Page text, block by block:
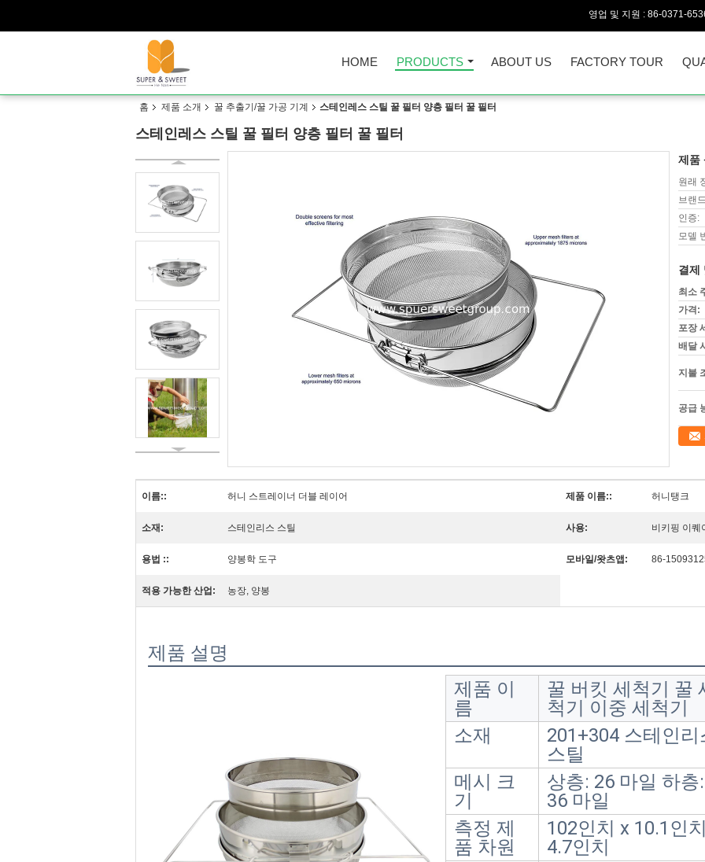
영업 및 지원 : 86-0371-
HOME PRODUCTS ABOUT US FACTORY TOUR
홈 제품 소개 꿀 추출기/꿀 가공 기계 스테인레스 스틸 꿀 필터 양층 필터 꿀 필터
스테인레스 스틸 꿀 필터 양층 필터 꿀 필터
제품
원래
브랜
인증:
모델
결제
최소
가격:
포장
배달
지불
공급
이름:: 허니 스트레이너 더블 레이어 제품 이름:: 허니탱크
소재: 스테인리스 스틸 사용: 비키핑 이퀘
용법 :: 양봉학 도구 모바일/왓츠앱: 86-
적용 가능한 산업: 농장, 양봉
제품 설명
제품 이
름
꿀 버킷 세척기 꿀
척기 이중 세척기
소재
201+304 스테인리
스틸
메시 크
기
상층: 26 마일 하층:
36 마일
측정 제
품 차원
102인치 x 10.1인
4.7인치